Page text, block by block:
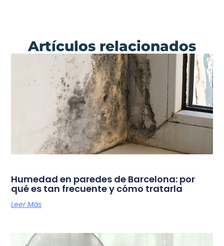
Artículos relacionados
Humedad en paredes de Barcelona: por
qué es tan frecuente y cómo tratarla
Leer Más